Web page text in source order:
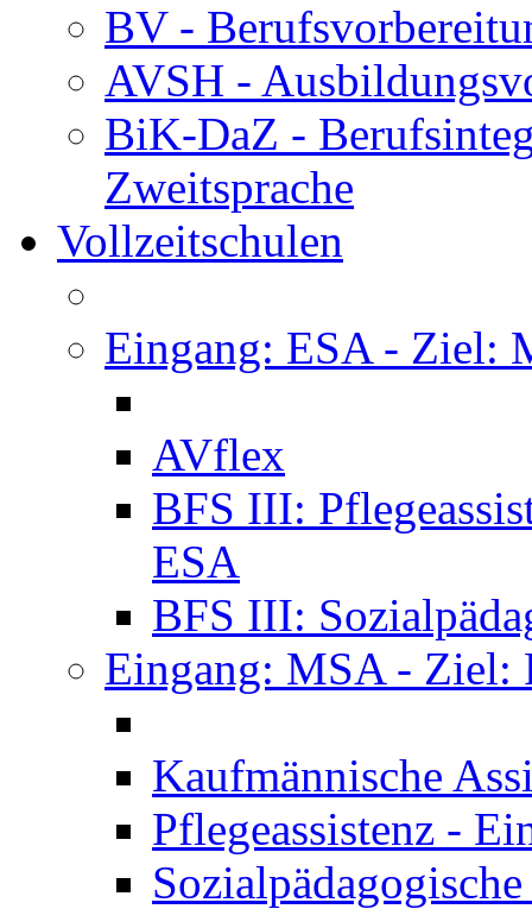
BV -
AVSH -
BiK-DaZ -
Zweitsprache
Vollzeitschulen
Eingang: ESA - Ziel:
AVflex
BFS III:
ESA
BFS III:
Eingang: MSA - Ziel:
Kaufmännische
Pflegeassistenz -